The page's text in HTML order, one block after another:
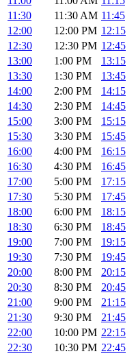
11:30
11:30 AM 11:45
12:00
12:00 PM 12:15
12:30
12:30 PM 12:45
13:00
1:00 PM 13:15
13:30
1:30 PM 13:45
14:00
2:00 PM 14:15
14:30
2:30 PM 14:45
15:00
3:00 PM 15:15
15:30
3:30 PM 15:45
16:00
4:00 PM 16:15
16:30
4:30 PM 16:45
17:00
5:00 PM 17:15
17:30
5:30 PM 17:45
18:00
6:00 PM 18:15
18:30
6:30 PM 18:45
19:00
7:00 PM 19:15
19:30
7:30 PM 19:45
20:00
8:00 PM 20:15
20:30
8:30 PM 20:45
21:00
9:00 PM 21:15
21:30
9:30 PM 21:45
22:00
10:00 PM 22:15
22:30
10:30 PM 22:45